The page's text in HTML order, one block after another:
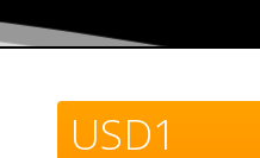
USD1